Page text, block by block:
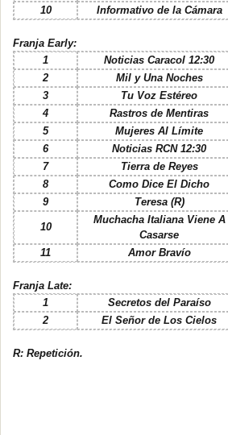
10
Informativo de la Cámara
Franja Early:
1
Noticias Caracol 12:30
2
Mil y Una Noches
3
Tu Voz Estéreo
4
Rastros de Mentiras
5
Mujeres Al Límite
6
Noticias RCN 12:30
7
Tierra de Reyes
8
Como Dice El Dicho
9
Teresa (R)
10
Muchacha Italiana Viene A
Casarse
11 Amor Bravío
Franja Late:
1
Secretos del Paraíso
2
El Señor de Los Cielos
R: Repetición.